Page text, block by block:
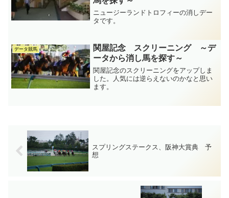
ニュージーランドトロフィーの消しデー
タです。
データ競馬
関屋記念 スクリーニング ～デ
ータから消し馬を探す～
関屋記念のスクリーニングをアップしま
した。人気には逆らえないのかなと思い
ます。
スプリングステークス、阪神大賞典 予
想